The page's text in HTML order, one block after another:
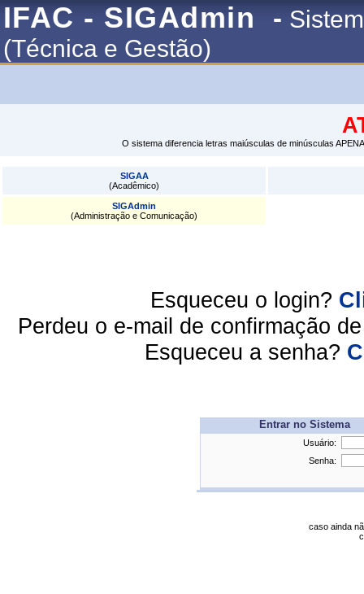
IFAC - SIGAdmin -
(Técnica e Gestão)
O sistema diferencia letras maiúsculas de minúsculas
SIGAA
(Acadêmico)
SIGAdmin
(Administração e Comunicação)
Esqueceu o login?
Perdeu o e-mail de confirmação
Esqueceu a senha?
Entrar no Sistema
Usuário:
Senha:
caso ainda